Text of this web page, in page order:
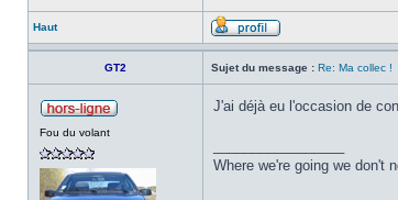
Haut
GT2 Sujet du message : Re: Ma collec !
Fou du volant
J'ai déjà eu l'occasion de
Where we're going we don't